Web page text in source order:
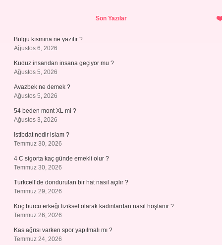
Son Yazılar
Bulgu kısmına ne yazılır ?
Ağustos 6, 2026
Kuduz insandan insana geçiyor mu ?
Ağustos 5, 2026
Avazbek ne demek ?
Ağustos 5, 2026
54 beden mont XL mi ?
Ağustos 3, 2026
Istibdat nedir islam ?
Temmuz 30, 2026
4 C sigorta kaç günde emekli olur ?
Temmuz 30, 2026
Turkcell’de dondurulan bir hat nasıl açılır ?
Temmuz 29, 2026
Koç burcu erkeği fiziksel olarak kadınlardan nasıl hoşlanır ?
Temmuz 26, 2026
Kas ağrısı varken spor yapılmalı mı ?
Temmuz 24, 2026